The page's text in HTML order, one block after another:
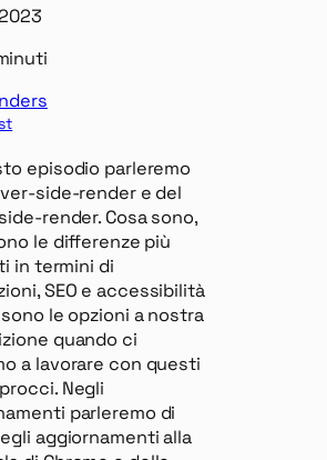
episodio parleremo
side-render e del
render. Cosa sono,
le differenze più
in termini di
SEO e accessibilità
le opzioni a nostra
quando ci
a lavorare con questi
Negli
parleremo di
aggiornamenti alla